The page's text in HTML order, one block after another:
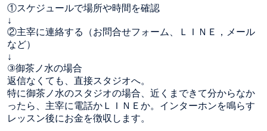
①スケジュールで場所や時間を確認
↓
②主宰に連絡する（お問合せフォーム、ＬＩＮＥ，メール
など）
↓
③御茶ノ水の場合
返信なくても、直接スタジオへ。
特に御茶ノ水のスタジオの場合、近くまできて分からなか
ったら、主宰に電話かＬＩＮＥか。インターホンを鳴らす
レッスン後にお金を徴収します。